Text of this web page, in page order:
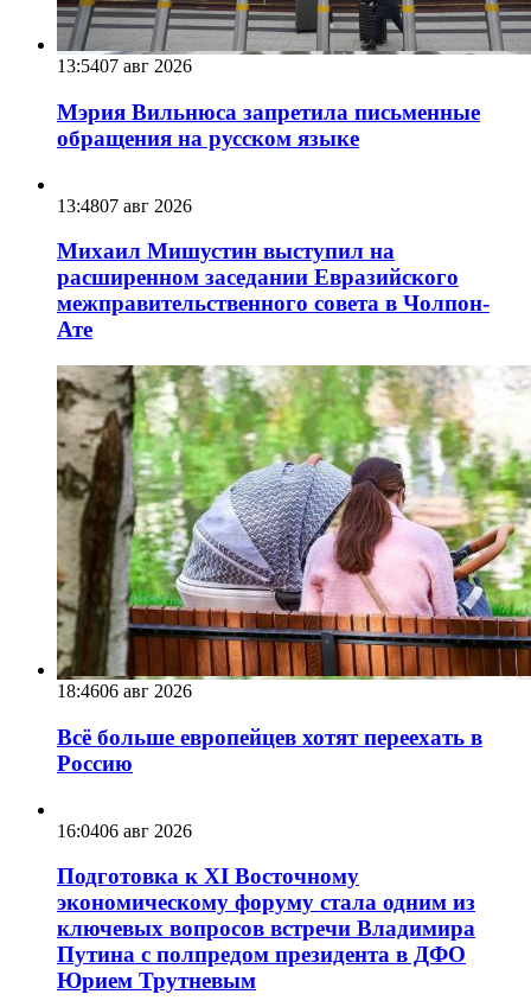
13:5407 авг 2026
Мэрия Вильнюса запретила письменные
обращения на русском языке
13:4807 авг 2026
Михаил Мишустин выступил на
расширенном заседании Евразийского
межправительственного совета в Чолпон-
Ате
18:4606 авг 2026
Всё больше европейцев хотят переехать в
Россию
16:0406 авг 2026
Подготовка к XI Восточному
экономическому форуму стала одним из
ключевых вопросов встречи Владимира
Путина с полпредом президента в ДФО
Юрием Трутневым